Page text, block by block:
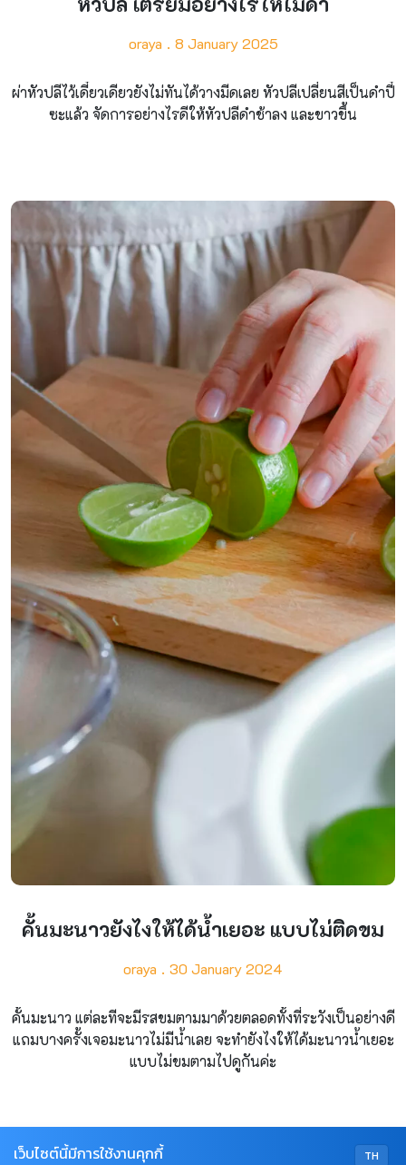
oraya 8 January 2025
ผ่าหัวปลีไว้เดี๋ยวเดียวยังไม่ทันได้วางมีดเลย หัวปลีเปลี่ยนสีเป็นดำปี๋
ซะแล้ว จัดการอย่างไรดีให้หัวปลีดำช้าลง และขาวขึ้น
คั้นมะนาวยังไงให้ได้น้ำเยอะ แบบไม่ติดขม
oraya 30 January 2024
คั้นมะนาว แต่ละทีจะมีรสขมตามมาด้วยตลอดทั้งที่ระวังเป็นอย่างดี
แถมบางครั้งเจอมะนาวไม่มีน้ำเลย จะทำยังไงให้ได้มะนาวน้ำเยอะ
แบบไม่ขมตามไปดูกันค่ะ
TH
เว็บไซต์นี้มีการใช้งานคุกกี้